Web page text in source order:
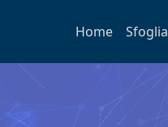
Home Sfoglia